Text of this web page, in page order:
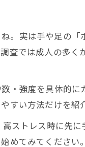
。実は手や足の「
査では成人の多く
・強度を具体的に
すい方法だけを紹
ストレス時に先
めてみてください。